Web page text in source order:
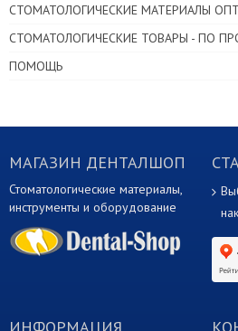
СТОМАТОЛОГИЧЕСКИЕ МАТЕРИАЛЫ
СТОМАТОЛОГИЧЕСКИЕ ТОВАРЫ - ПО
ПОМОЩЬ
МАГАЗИН ДЕНТАЛШОП
Стоматологические материалы,
инструменты и оборудование